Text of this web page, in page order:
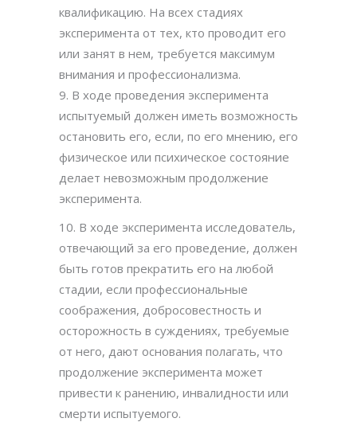
квалификацию. На всех стадиях
эксперимента от тех, кто проводит его
или занят в нем, требуется максимум
внимания и профессионализма.
9. В ходе проведения эксперимента
испытуемый должен иметь возможность
остановить его, если, по его мнению, его
физическое или психическое состояние
делает невозможным продолжение
эксперимента.
10. В ходе эксперимента исследователь,
отвечающий за его проведение, должен
быть готов прекратить его на любой
стадии, если профессиональные
соображения, добросовестность и
осторожность в суждениях, требуемые
от него, дают основания полагать, что
продолжение эксперимента может
привести к ранению, инвалидности или
смерти испытуемого.